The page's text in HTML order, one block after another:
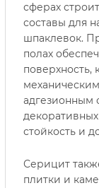
сферах
составы для
шпаклевок.
полах
поверхность,
адгезионным
стойкость и
Серицит
плитки и